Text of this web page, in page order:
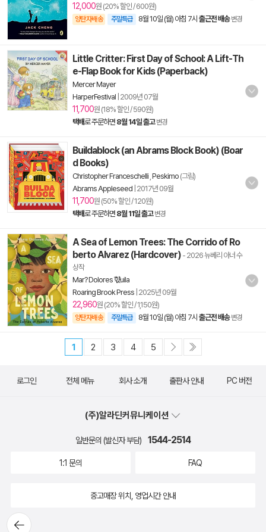
12,000원 (20% 할인 / 600원)
양탄자배송 주말특급 8월 10일 (월) 아침 7시 출근전 배송 변경
Little Critter: First Day of School: A Lift-Th
e-Flap Book for Kids (Paperback)
Mercer Mayer
HarperFestival 2009년 07월
11,700원 (18% 할인 / 590원)
택배로 주문하면 8월 14일 출고 변경
Buildablock (an Abrams Block Book) (Boar
d Books)
Christopher Franceschelli Peskimo (그림)
Abrams Appleseed 2017년 09월
11,700원 (50% 할인 / 120원)
택배로 주문하면 8월 11일 출고 변경
A Sea of Lemon Trees: The Corrido of Ro
berto Alvarez (Hardcover) - 2026 뉴베리 아너 수
상작
Mar? Dolores 햓uila
Roaring Brook Press 2025년 09월
22,960원 (20% 할인 / 1,150원)
양탄자배송 주말특급 8월 10일 (월) 아침 7시 출근전 배송 변경
1 2 3 4 5
뒤로가
로그인 전체 메뉴 회사 소개 출판사 안내 PC 버전
(주)알라딘커뮤니케이션
일반문의 (발신자 부담) 1544-2514
1:1 문의 FAQ
중고매장 위치, 영업시간 안내